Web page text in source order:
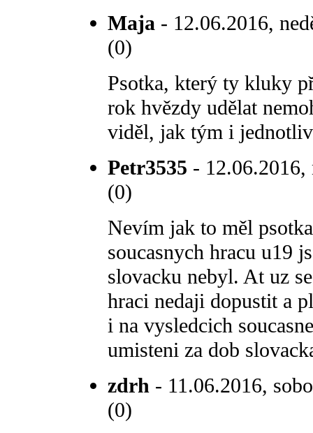
Maja - 12.06.2016,
(0)
Psotka, který ty kluky
rok hvězdy udělat
viděl, jak tým i
Petr3535 - 12.06.2016,
(0)
Nevím jak to měl
soucasnych hracu u19
slovacku nebyl. At uz
hraci nedaji dopustit a
i na vysledcich
umisteni za dob
zdrh - 11.06.2016,
(0)